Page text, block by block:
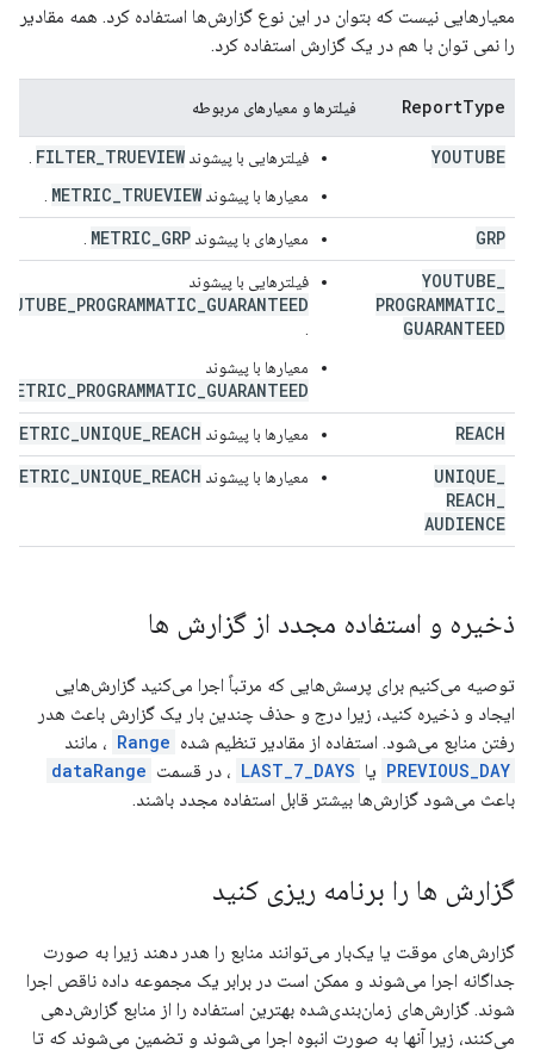
معیارهایی نیست که بتوان در این نوع گزارش‌ها استفاده کرد. همه مقادیر
را نمی توان با هم در یک گزارش استفاده کرد.
ReportType فیلترها و معیارهای مربوطه
YOUTUBE فیلترهایی با پیشوندFILTER_TRUEVIEW
معیارها با پیشوندMETRIC_TRUEVIEW
GRP معیارهای با پیشوند METRIC_GRP
YOUTUBE
PROGRAMMATIC
GUARANTEED
فیلترهایی با پیشوند
معیارها با پیشوند
METRIC_PROGRAMMATIC_GUARANTEED
REACH معیارها با پیشوند METRIC_UNIQUE_REACH
UNIQUE
REACH
AUDIENCE
معیارها با پیشوند METRIC_UNIQUE_REACH
ذخیره و استفاده مجدد از گزارش ها
توصیه می‌کنیم برای پرسش‌هایی که مرتباً اجرا می‌کنید گزارش‌هایی
ایجاد و ذخیره کنید، زیرا درج و حذف چندین بار یک گزارش باعث هدر
رفتن منابع می‌شود. استفاده از مقادیر تنظیم شده Range ، مانند
PREVIOUS_DAY یا LAST_7_DAYS ، در قسمت dataRange
باعث می‌شود گزارش‌ها بیشتر قابل استفاده مجدد باشند.
گزارش ها را برنامه ریزی کنید
گزارش‌های موقت یا یک‌بار می‌توانند منابع را هدر دهند زیرا به صورت
جداگانه اجرا می‌شوند و ممکن است در برابر یک مجموعه داده ناقص اجرا
شوند. گزارش‌های زمان‌بندی‌شده بهترین استفاده را از منابع گزارش‌دهی
می‌کنند، زیرا آنها به صورت انبوه اجرا می‌شوند و تضمین می‌شوند که تا